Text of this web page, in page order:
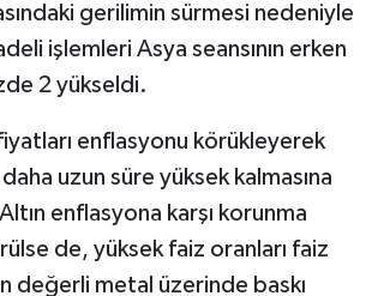
gerilimin sürmesi nedeniyle
işlemleri Asya seansının erken
2 yükseldi.
enflasyonu körükleyerek
daha uzun süre yüksek kalmasına
enflasyona karşı korunma
de, yüksek faiz oranları faiz
değerli metal üzerinde baskı